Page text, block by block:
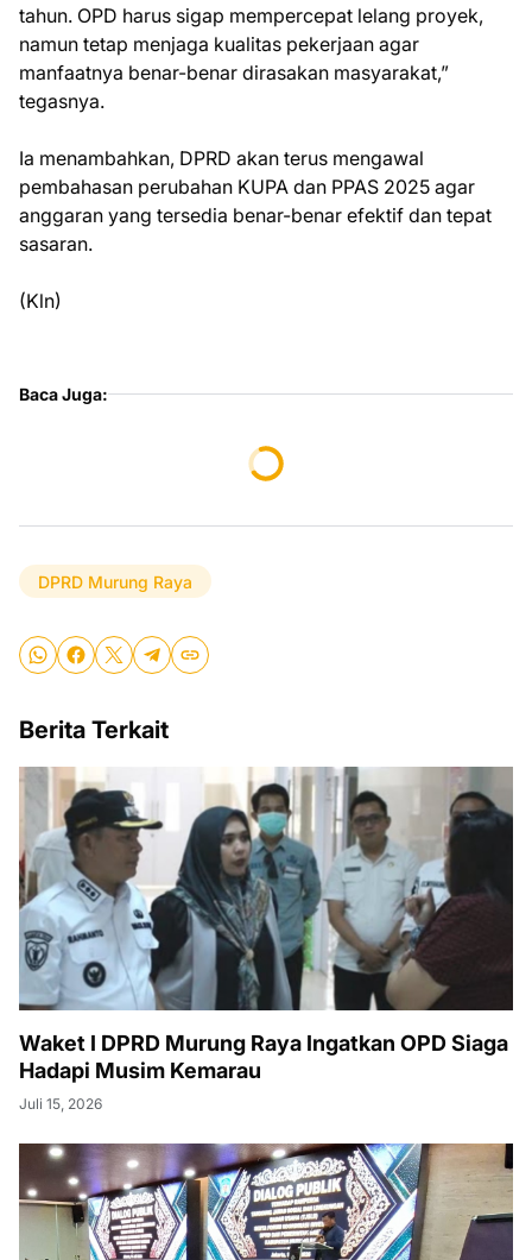
tahun. OPD harus sigap mempercepat lelang proyek,
namun tetap menjaga kualitas pekerjaan agar
manfaatnya benar-benar dirasakan masyarakat,”
tegasnya.
Ia menambahkan, DPRD akan terus mengawal
pembahasan perubahan KUPA dan PPAS 2025 agar
anggaran yang tersedia benar-benar efektif dan tepat
sasaran.
(Kln)
Baca Juga:
DPRD Murung Raya
Berita Terkait
Waket I DPRD Murung Raya Ingatkan OPD Siaga
Hadapi Musim Kemarau
Juli 15, 2026